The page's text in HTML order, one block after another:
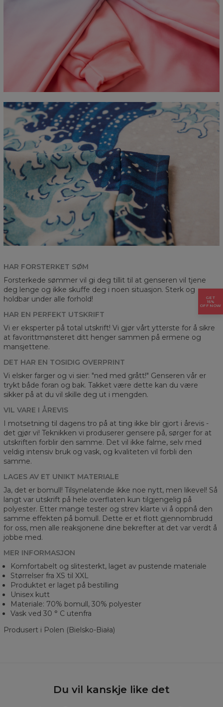
HAR FORSTERKET SØM
Forsterkede sømmer vil gi deg tillit til at genseren vil tjene
deg lenge og ikke skuffe deg i noen situasjon. Sterk og
holdbar under alle forhold!
HAR EN PERFEKT UTSKRIFT
Vi er eksperter på total utskrift! Vi gjør vårt ytterste for å sikre
at favorittmønsteret ditt henger sammen på ermene og
mansjettene.
DET HAR EN TOSIDIG OVERPRINT
Vi elsker farger og vi sier: "ned med grått!" Genseren vår er
trykt både foran og bak. Takket være dette kan du være
sikker på at du vil skille deg ut i mengden.
VIL VARE I ÅREVIS
I motsetning til dagens tro på at ting ikke blir gjort i årevis -
det gjør vi! Teknikken vi produserer gensere på, sørger for at
utskriften forblir den samme. Det vil ikke falme, selv med
veldig intensiv bruk og vask, og kvaliteten vil forbli den
samme.
LAGES AV ET UNIKT MATERIALE
Ja, det er bomull! Tilsynelatende ikke noe nytt, men likevel! Så
langt var utskrift på hele overflaten kun tilgjengelig på
polyester. Etter mange tester og strev klarte vi å oppnå den
samme effekten på bomull. Dette er et flott gjennombrudd
for oss, men alle reaksjonene dine bekrefter at det var verdt å
jobbe med.
MER INFORMASJON
Komfortabelt og slitesterkt, laget av pustende materiale
Størrelser fra XS til XXL
Produktet er laget på bestilling
Unisex kutt
Materiale: 70% bomull, 30% polyester
Vask ved 30 ° C utenfra
Produsert i Polen (Bielsko-Biała)
Du vil kanskje like det
GET
15%
OFF NOW